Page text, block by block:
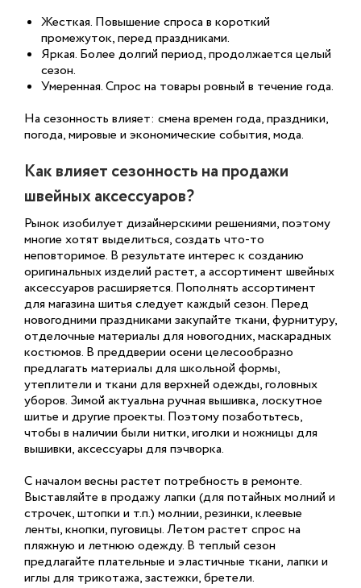
Жесткая. Повышение спроса в короткий
промежуток, перед праздниками.
Яркая. Более долгий период, продолжается целый
сезон.
Умеренная. Спрос на товары ровный в течение года.
На сезонность влияет: смена времен года, праздники,
погода, мировые и экономические события, мода.
Как влияет сезонность на продажи
швейных аксессуаров?
Рынок изобилует дизайнерскими решениями, поэтому
многие хотят выделиться, создать что-то
неповторимое. В результате интерес к созданию
оригинальных изделий растет, а ассортимент швейных
аксессуаров расширяется. Пополнять ассортимент
для магазина шитья следует каждый сезон. Перед
новогодними праздниками закупайте ткани, фурнитуру,
отделочные материалы для новогодних, маскарадных
костюмов. В преддверии осени целесообразно
предлагать материалы для школьной формы,
утеплители и ткани для верхней одежды, головных
уборов. Зимой актуальна ручная вышивка, лоскутное
шитье и другие проекты. Поэтому позаботьтесь,
чтобы в наличии были нитки, иголки и ножницы для
вышивки, аксессуары для пэчворка.
С началом весны растет потребность в ремонте.
Выставляйте в продажу лапки (для потайных молний и
строчек, штопки и т.п.) молнии, резинки, клеевые
ленты, кнопки, пуговицы. Летом растет спрос на
пляжную и летнюю одежду. В теплый сезон
предлагайте плательные и эластичные ткани, лапки и
иглы для трикотажа, застежки, бретели.